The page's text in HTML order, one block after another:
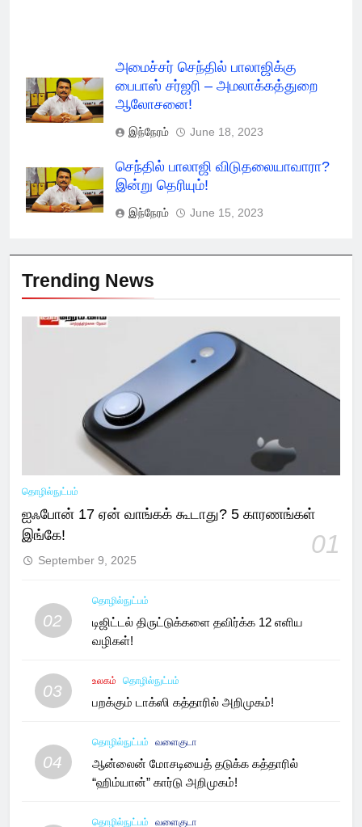
அமைச்சர் செந்தில் பாலாஜிக்கு
பைபாஸ் சர்ஜரி – அமலாக்கத்துறை
ஆலோசனை!
இந்நேரம் June 18, 2023
செந்தில் பாலாஜி விடுதலையாவாரா?
இன்று தெரியும்!
இந்நேரம் June 15, 2023
Trending News
தொழில்நுட்பம்
ஐஃபோன் 17 ஏன் வாங்கக் கூடாது? 5 காரணங்கள்
இங்கே!
01
September 9, 2025
02
தொழில்நுட்பம்
டிஜிட்டல் திருட்டுக்களை தவிர்க்க 12 எளிய
வழிகள்!
03
உலகம் தொழில்நுட்பம்
பறக்கும் டாக்ஸி கத்தாரில் அறிமுகம்!
04
தொழில்நுட்பம் வளைகுடா
ஆன்லைன் மோசடியைத் தடுக்க கத்தாரில்
“ஹிம்யான்” கார்டு அறிமுகம்!
தொழில்நுட்பம் வளைகுடா